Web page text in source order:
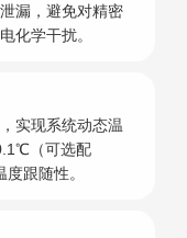
漏，避免对精密
化学干扰。
实现系统动态温
（可选配
跟随性。